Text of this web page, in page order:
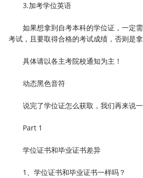
3.加考学位英语
如果想拿到自考本科的学位证，一定需
考试，且要取得合格的考试成绩，否则是拿
具体请以各主考院校通知为主！
动态黑色音符
说完了学位证怎么获取，我们再来说一
Part 1
学位证书和毕业证书差异
1、学位证书和毕业证书一样吗？